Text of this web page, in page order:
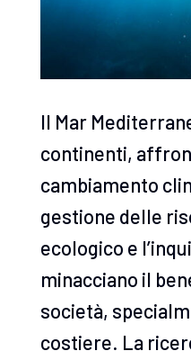
Il Mar
continenti,
cambiamento
gestione delle
ecologico e
minacciano il
società,
costiere. La